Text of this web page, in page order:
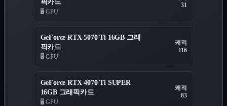
픽카드
🖥️ GPU
31
GeForce RTX 5070 Ti 16GB 그래
픽카드
🖥️ GPU
쾌적
116
GeForce RTX 4070 Ti SUPER
16GB 그래픽카드
🖥️ GPU
쾌적
83